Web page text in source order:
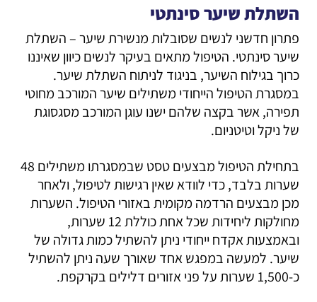
השתלת שיער סינתטי
פתרון חדשני לנשים שסובלות מנשירת שיער – השתלת
שיער סינתטי. הטיפול מתאים בעיקר לנשים כיוון שאיננו
כרוך בגילוח השיער, בניגוד לניתוח השתלת שיער.
במסגרת הטיפול הייחודי משתילים שיער המורכב מחוטי
תפירה, אשר בקצה שלהם ישנו עוגן המורכב מסגסוגת
של ניקל וטיטניום.
בתחילת הטיפול מבצעים טסט שבמסגרתו משתילים 48
שערות בלבד, כדי לוודא שאין רגישות לטיפול, ולאחר
מכן מבצעים הרדמה מקומית באזורי הטיפול. השערות
מחולקות ליחידות שכל אחת כוללת 12 שערות,
ובאמצעות אקדח ייחודי ניתן להשתיל כמות גדולה של
שיער. למעשה במפגש אחד שאורך שעה ניתן להשתיל
כ-1,500 שערות על פני אזורים דלילים בקרקפת.